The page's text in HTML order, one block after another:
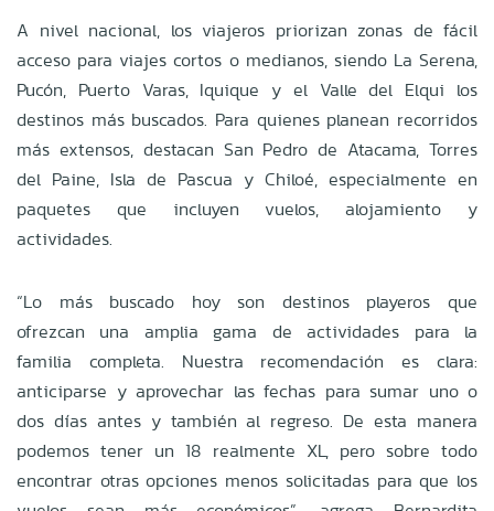
A nivel nacional, los viajeros priorizan zonas de fácil
acceso para viajes cortos o medianos, siendo La Serena,
Pucón, Puerto Varas, Iquique y el Valle del Elqui los
destinos más buscados. Para quienes planean recorridos
más extensos, destacan San Pedro de Atacama, Torres
del Paine, Isla de Pascua y Chiloé, especialmente en
paquetes que incluyen vuelos, alojamiento y
actividades.
“Lo más buscado hoy son destinos playeros que
ofrezcan una amplia gama de actividades para la
familia completa. Nuestra recomendación es clara:
anticiparse y aprovechar las fechas para sumar uno o
dos días antes y también al regreso. De esta manera
podemos tener un 18 realmente XL, pero sobre todo
encontrar otras opciones menos solicitadas para que los